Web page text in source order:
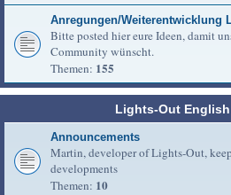
Anregungen/Weiterentwicklung
Bitte posted hier eure Ideen, damit
Community wünscht.
Themen: 155
Lights-Out
Announcements
Martin, developer of Lights-Out,
developments
Themen: 10